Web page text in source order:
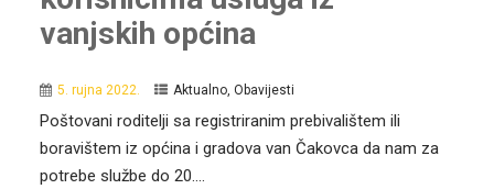
vanjskih općina
5. rujna 2022. Aktualno, Obavijesti
Poštovani roditelji sa registriranim prebivalištem ili
boravištem iz općina i gradova van Čakovca da nam za
potrebe službe do 20....